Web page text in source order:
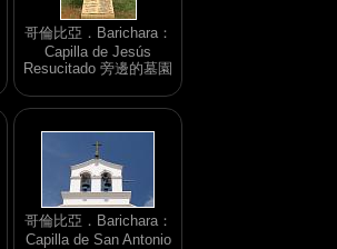
哥倫比亞．Barichara：
Capilla de Jesús
Resucitado 旁邊的墓園
哥倫比亞．Barichara：
Capilla de San Antonio